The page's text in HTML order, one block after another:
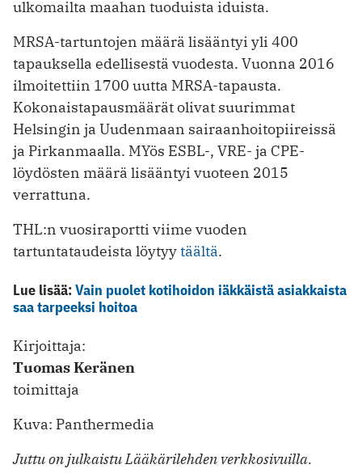
ulkomailta maahan tuoduista iduista.
MRSA-tartuntojen määrä lisääntyi yli 400
tapauksella edellisestä vuodesta. Vuonna 2016
ilmoitettiin 1700 uutta MRSA-tapausta.
Kokonaistapausmäärät olivat suurimmat
Helsingin ja Uudenmaan sairaanhoitopiireissä
ja Pirkanmaalla. MYös ESBL-, VRE- ja CPE-
löydösten määrä lisääntyi vuoteen 2015
verrattuna.
THL:n vuosiraportti viime vuoden
tartuntataudeista löytyytäältä.
Lue lisää:Vain puolet kotihoidon iäkkäistä asiakkaista
saa tarpeeksi hoitoa
Kirjoittaja:
Tuomas Keränen
toimittaja
Kuva: Panthermedia
Juttu on julkaistu Lääkärilehden verkkosivuilla.